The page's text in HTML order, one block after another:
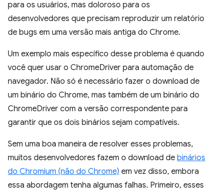
para os usuários, mas doloroso para os
desenvolvedores que precisam reproduzir um relatório
de bugs em uma versão mais antiga do Chrome.
Um exemplo mais específico desse problema é quando
você quer usar o ChromeDriver para automação de
navegador. Não só é necessário fazer o download de
um binário do Chrome, mas também de um binário do
ChromeDriver com a versão correspondente para
garantir que os dois binários sejam compatíveis.
Sem uma boa maneira de resolver esses problemas,
muitos desenvolvedores fazem o download de binários
do Chromium (não do Chrome) em vez disso, embora
essa abordagem tenha algumas falhas. Primeiro, esses